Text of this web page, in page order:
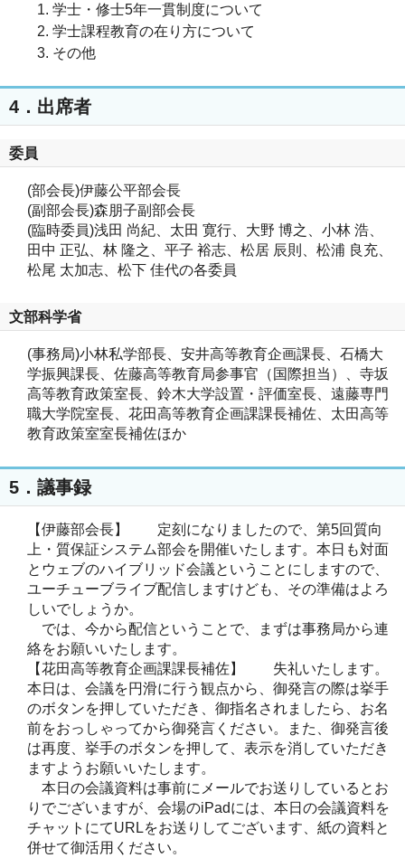
学士・修士5年一貫制度について
学士課程教育の在り方について
その他
4．出席者
委員
(部会長)伊藤公平部会長
(副部会長)森朋子副部会長
(臨時委員)浅田 尚紀、太田 寛行、大野 博之、小林 浩、
田中 正弘、林 隆之、平子 裕志、松居 辰則、松浦 良充、
松尾 太加志、松下 佳代の各委員
文部科学省
(事務局)小林私学部長、安井高等教育企画課長、石橋大
学振興課長、佐藤高等教育局参事官（国際担当）、寺坂
高等教育政策室長、鈴木大学設置・評価室長、遠藤専門
職大学院室長、花田高等教育企画課課長補佐、太田高等
教育政策室室長補佐ほか
5．議事録
【伊藤部会長】 定刻になりましたので、第5回質向
上・質保証システム部会を開催いたします。本日も対面
とウェブのハイブリッド会議ということにしますので、
ユーチューブライブ配信しますけども、その準備はよろ
しいでしょうか。
では、今から配信ということで、まずは事務局から連
絡をお願いいたします。
【花田高等教育企画課課長補佐】 失礼いたします。
本日は、会議を円滑に行う観点から、御発言の際は挙手
のボタンを押していただき、御指名されましたら、お名
前をおっしゃってから御発言ください。また、御発言後
は再度、挙手のボタンを押して、表示を消していただき
ますようお願いいたします。
本日の会議資料は事前にメールでお送りしているとお
りでございますが、会場のiPadには、本日の会議資料を
チャットにてURLをお送りしてございます、紙の資料と
併せて御活用ください。